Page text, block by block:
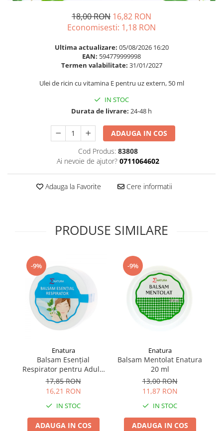
Probiotice si prebiotice
Slabire si control greutate
Somn stres si anxietate
Supliment Calciu
Supliment Magneziu
Supliment Vitamina D3
Supliment Zinc
Tincturi si Gemoderivate
Tuse gat si respiratie
Vitamine si minerale
Balsam masca si tratament
Repelenti insecte
18,00 RON 16,82 RON
Economisesti: 1,18 RON
Ultima actualizare: 05/08/2026 16:20
EAN: 594779999998
Termen valabilitate: 31/01/2027
Ulei de ricin cu vitamina E pentru uz extern, 50 ml
IN STOC
Durata de livrare: 24-48 h
ADAUGA IN COS
Cod Produs: 83808
Ai nevoie de ajutor? 0711064602
Adauga la Favorite Cere informatii
PRODUSE SIMILARE
-9%
Enatura
Balsam Esențial
Respirator pentru Adulți
Enatura 50 ml
17,85 RON
16,21 RON
IN STOC
ADAUGA IN COS
-9%
Enatura
Balsam Mentolat Enatura
20 ml
13,00 RON
11,87 RON
IN STOC
ADAUGA IN COS